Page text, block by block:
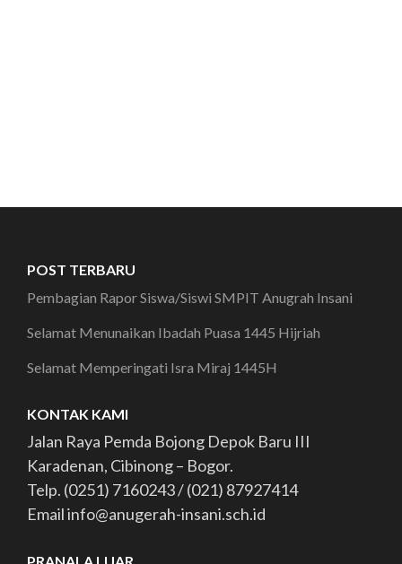
POST TERBARU
Pembagian Rapor Siswa/Siswi SMPIT Anugrah Insani
Selamat Menunaikan Ibadah Puasa 1445 Hijriah
Selamat Memperingati Isra Miraj 1445H
KONTAK KAMI
Jalan Raya Pemda Bojong Depok Baru III
Karadenan, Cibinong – Bogor.
Telp. (0251) 7160243 / (021) 87927414
Email info@anugerah-insani.sch.id